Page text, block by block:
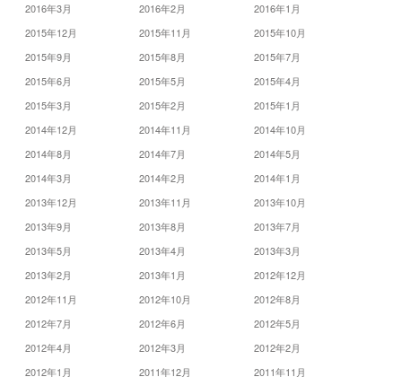
2016年3月
2016年2月
2016年1月
2015年12月
2015年11月
2015年10月
2015年9月
2015年8月
2015年7月
2015年6月
2015年5月
2015年4月
2015年3月
2015年2月
2015年1月
2014年12月
2014年11月
2014年10月
2014年8月
2014年7月
2014年5月
2014年3月
2014年2月
2014年1月
2013年12月
2013年11月
2013年10月
2013年9月
2013年8月
2013年7月
2013年5月
2013年4月
2013年3月
2013年2月
2013年1月
2012年12月
2012年11月
2012年10月
2012年8月
2012年7月
2012年6月
2012年5月
2012年4月
2012年3月
2012年2月
2012年1月
2011年12月
2011年11月